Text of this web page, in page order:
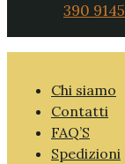
390 9145
Chi siamo
Contatti
FAQ’S
Spedizioni